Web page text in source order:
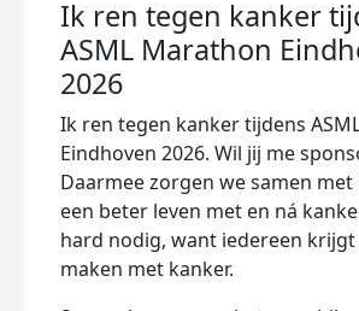
Ik ren tegen kanker
ASML Marathon
2026
Ik ren tegen kanker tijdens
Eindhoven 2026. Wil jij me
Daarmee zorgen we samen met
een beter leven met en ná
hard nodig, want iedereen
maken met kanker.